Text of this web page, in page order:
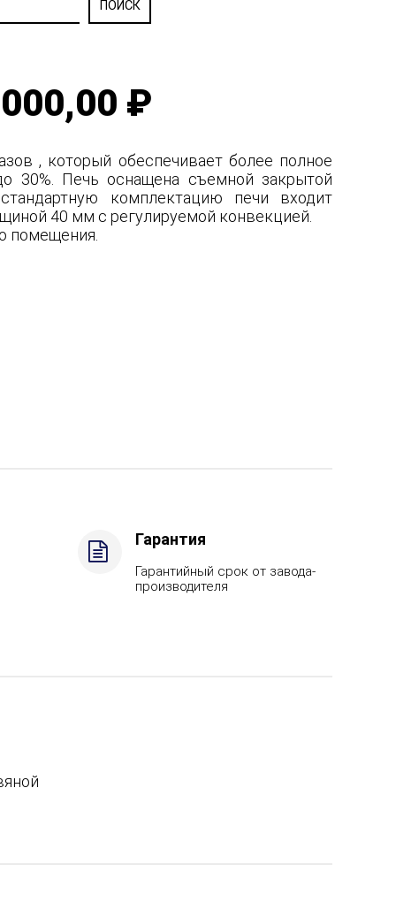
₽
, который обеспечивает более полное
30%. Печь оснащена съемной закрытой
комплектацию печи входит
40 мм с регулируемой конвекцией.
помещения.
Гарантия
Гарантийный срок от завода-
производителя